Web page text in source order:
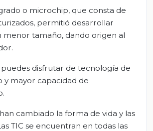
o microchip, que consta de
permitió desarrollar
menor tamaño, dando origen al
puedes disfrutar de tecnología de
y mayor capacidad de
cambiado la forma de vida y las
TIC se encuentran en todas las